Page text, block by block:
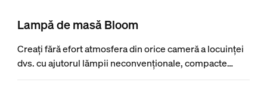
Lampă de masă Bloom
Creați fără efort atmosfera din orice cameră a locuinței
dvs. cu ajutorul lămpii neconvenționale, compacte
Philips Hue Bloom. Pur și simplu conectați lampa